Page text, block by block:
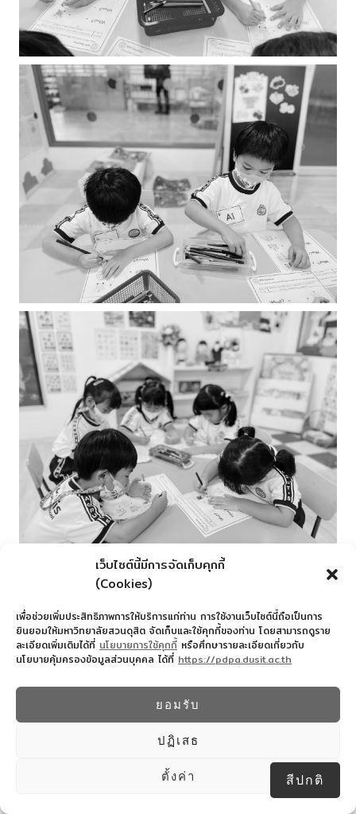
เว็บไซต์นี้มีการจัดเก็บคุกกี้
(Cookies)
เพื่อช่วยเพิ่มประสิทธิภาพการให้บริการแก่ท่าน การใช้งานเว็บไซต์นี้ถือเป็นการ
ยินยอมให้มหาวิทยาลัยสวนดุสิต จัดเก็บและใช้คุกกี้ของท่าน โดยสามารถดูราย
ละเอียดเพิ่มเติมได้ที่ นโยบายการใช้คุกกี้ หรือศึกษารายละเอียดเกี่ยวกับ
นโยบายคุ้มครองข้อมูลส่วนบุคคล ได้ที่ https://pdpa.dusit.ac.th
ยอมรับ
ปฏิเสธ
ตั้งค่า สีปกติ